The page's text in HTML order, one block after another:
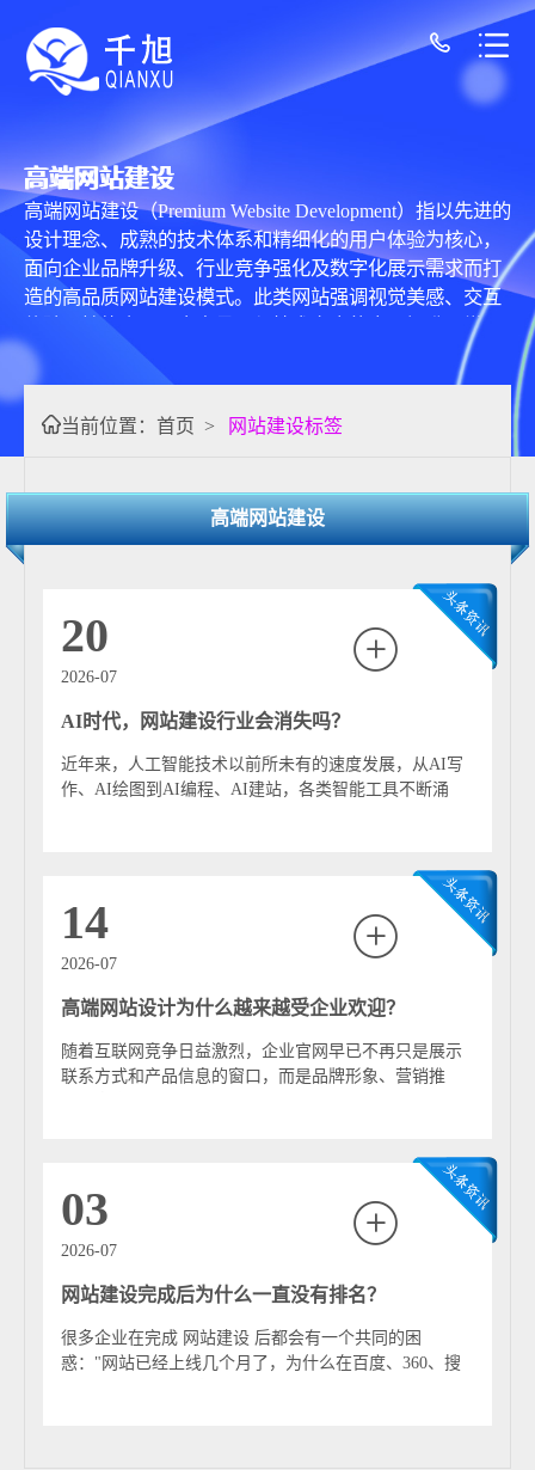
高端网站建设
高端网站建设（Premium Website Development）指以先进的
设计理念、成熟的技术体系和精细化的用户体验为核心，
面向企业品牌升级、行业竞争强化及数字化展示需求而打
造的高品质网站建设模式。此类网站强调视觉美感、交互
体验、性能表现、内容呈现与技术安全的全面提升，常用
于大型企业、上市公司、科技公司、医疗教育机构及有品
牌战略要求的组织。 高端网站建设通常以品牌调性为核心
出发点，依据企业 VI 系统、行业属性及目标用户行为进
行策略化规划。设计层面注重视觉系统统一，如高级配
合。常采用 3D 视觉、微交互动画、流体动效、全屏视觉
等方式，以增强辨识度与沉浸感。 在技术实现上，高端网
方式，确保在 PC、平板及手机端均具备一致的使用品质。
Next.js）、服务器渲染技术、安全防护机制以及性能优化
策略。加载速度、SEO 结构化、跨浏览器兼容性、前端缓
入企业级 CMS 或 Headless CMS，例如 Magnolia、Strapi、
OpenCms，以支持可视化编辑、权限管理、多语言内容、
工作流审批以及静态化部署。对于数据驱动型网站，还会
设计、信息权重分级、交互逻辑清晰度及可访问性。常采
用基于用户行为数据的迭代方式，不断优化导航结构、动
效反馈和内容排布，确保用户获得流畅、可预期且具高级
感的体验。 高端网站建设不仅是视觉与技术的组合，更是
体验、高性能的技术架构及高安全性的系统支撑，帮助企
业建立具备现代审美和专业形象的线上窗口，提升品牌可
信度与市场竞争力。
当前位置： 首页 > 网站建设标签
高端网站建设
20
2026-07
AI时代，网站建设行业会消失吗？
近年来，人工智能技术以前所未有的速度发展，从AI写
作、AI绘图到AI编程、AI建站，各类智能工具不断涌
14
2026-07
高端网站设计为什么越来越受企业欢迎？
随着互联网竞争日益激烈，企业官网早已不再只是展示
联系方式和产品信息的窗口，而是品牌形象、营销推
03
2026-07
网站建设完成后为什么一直没有排名？
很多企业在完成 网站建设 后都会有一个共同的困
惑："网站已经上线几个月了，为什么在百度、360、搜